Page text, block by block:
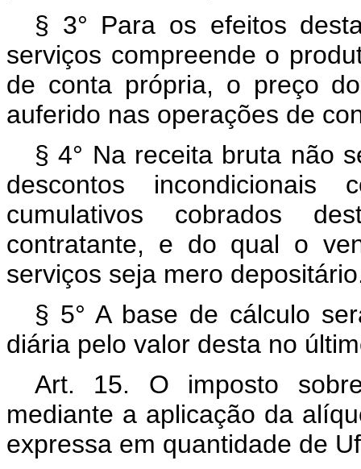
§ 3° Para os efeitos
serviços compreende o
de conta própria, o preço
auferido nas operações de
§ 4° Na receita bruta não
descontos
cumulativos cobrados
contratante, e do qual o
serviços seja mero
§ 5° A base de cálculo
diária pelo valor desta no
Art. 15. O imposto
mediante a aplicação da
expressa em quantidade de